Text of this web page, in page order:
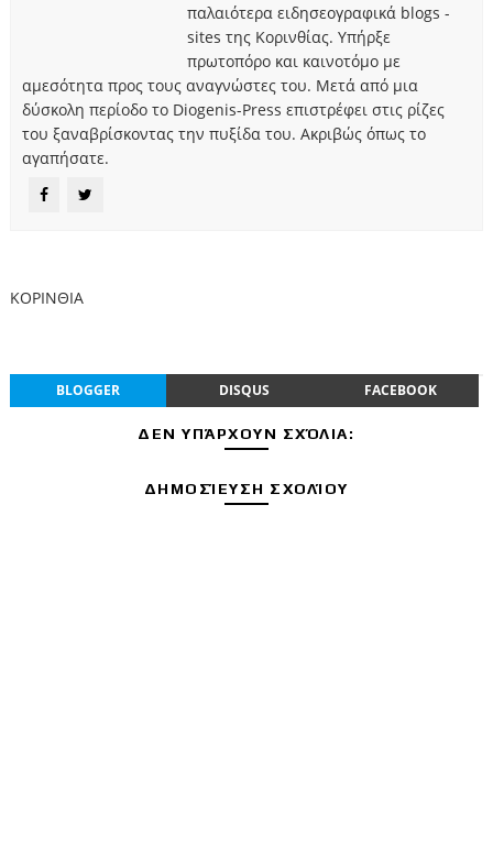
παλαιότερα ειδησεογραφικά blogs -
sites της Κορινθίας. Υπήρξε
πρωτοπόρο και καινοτόμο με
αμεσότητα προς τους αναγνώστες του. Μετά από μια
δύσκολη περίοδο το Diogenis-Press επιστρέφει στις ρίζες
του ξαναβρίσκοντας την πυξίδα του. Ακριβώς όπως το
αγαπήσατε.
ΚΟΡΙΝΘΙΑ
BLOGGER DISQUS FACEBOOK
ΔΕΝ ΥΠΆΡΧΟΥΝ ΣΧΌΛΙΑ:
ΔΗΜΟΣΊΕΥΣΗ ΣΧΟΛΊΟΥ